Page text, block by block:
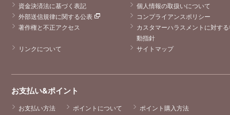
資金決済法に基づく表記
個人情報の取扱いについて
外部送信規律に関する公表
コンプライアンスポリシー
著作権と不正アクセス
カスタマーハラスメントに対す
動指針
リンクについて
サイトマップ
お支払い&ポイント
お支払い方法 ポイントについて ポイント購入方法